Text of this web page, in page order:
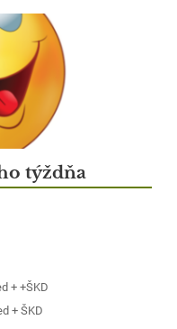
týždňa
+ +ŠKD
+ ŠKD